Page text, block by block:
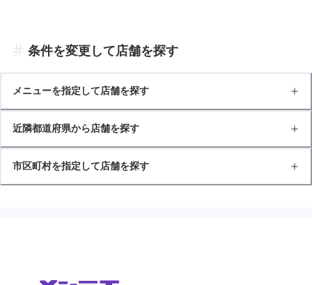
条件を変更して店舗を探す
メニューを指定して店舗を探す
近隣都道府県から店舗を探す
市区町村を指定して店舗を探す